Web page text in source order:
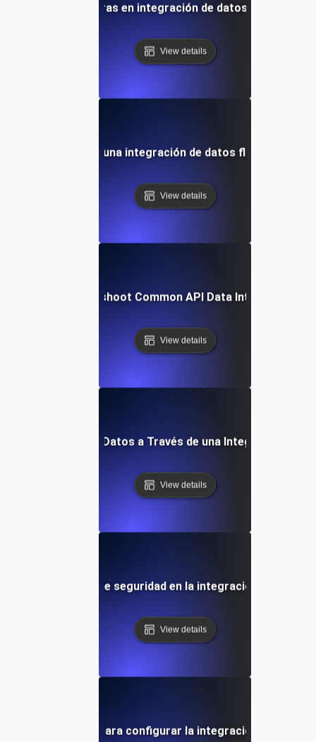
Tendencias futuras en integración de datos y análisis de
View details
Cómo lograr una integración de datos fluida con
View details
How to Troubleshoot Common API Data Integration
View details
Flujos de Datos a Través de una Integración
View details
Consideraciones de seguridad en la integración de datos
View details
Guía paso a paso para configurar la integración de datos